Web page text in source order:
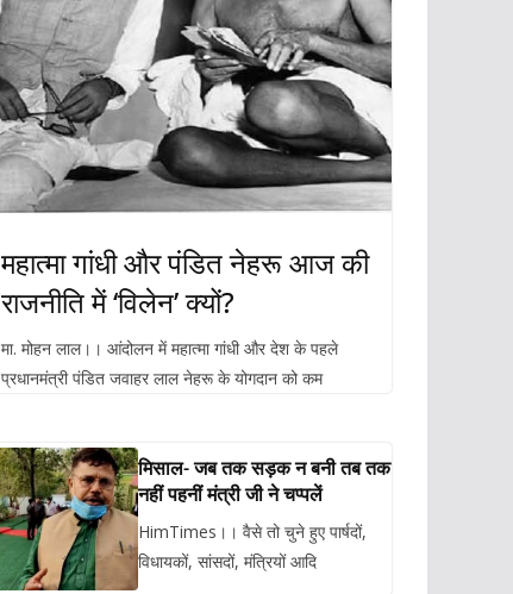
महात्मा गांधी और पंडित नेहरू आज की
राजनीति में ‘विलेन’ क्यों?
मा. मोहन लाल।। आंदोलन में महात्मा गांधी और देश के पहले
प्रधानमंत्री पंडित जवाहर लाल नेहरू के योगदान को कम
मिसाल- जब तक सड़क न बनी तब तक
नहीं पहनीं मंत्री जी ने चप्पलें
HimTimes।। वैसे तो चुने हुए पार्षदों,
विधायकों, सांसदों, मंत्रियों आदि